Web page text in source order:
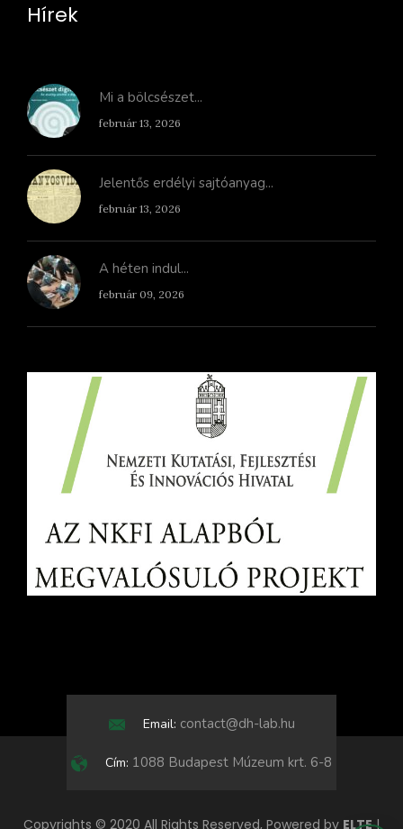
Hírek
Mi a bölcsészet...
február 13, 2026
Jelentős erdélyi sajtóanyag...
február 13, 2026
A héten indul...
február 09, 2026
Email: contact@dh-lab.hu
Cím: 1088 Budapest Múzeum krt. 6-8
Copyrights © 2020 All Rights Reserved, Powered by ELTE|